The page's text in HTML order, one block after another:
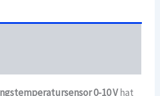
0-10 Vhat